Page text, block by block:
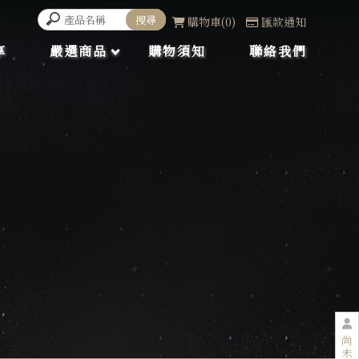
尚
未
購物車 0 匯款通知
嚴選商品 購物須知 聯絡我們